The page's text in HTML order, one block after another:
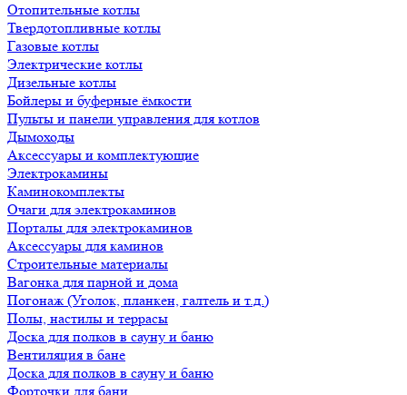
Отопительные котлы
Твердотопливные котлы
Газовые котлы
Электрические котлы
Дизельные котлы
Бойлеры и буферные ёмкости
Пульты и панели управления для котлов
Дымоходы
Аксессуары и комплектующие
Электрокамины
Каминокомплекты
Очаги для электрокаминов
Порталы для электрокаминов
Аксессуары для каминов
Строительные материалы
Вагонка для парной и дома
Погонаж (Уголок, планкен, галтель и т.д.)
Полы, настилы и террасы
Доска для полков в сауну и баню
Вентиляция в бане
Доска для полков в сауну и баню
Форточки для бани